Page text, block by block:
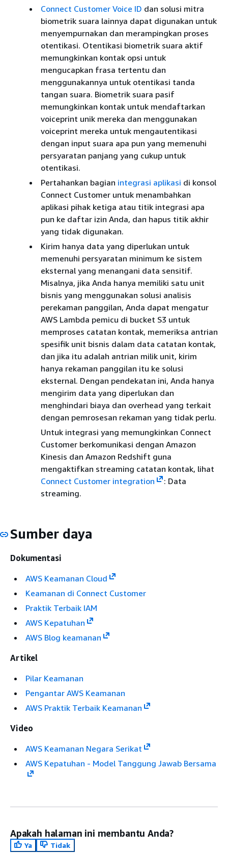
Connect Customer Voice ID dan solusi mitra
biometrik suara lainnya dapat digunakan untuk
menyempurnakan dan merampingkan proses
otentikasi. Otentikasi biometrik suara aktif
memungkinkan kontak opsi untuk
mengucapkan frasa tertentu dan
menggunakannya untuk otentikasi tanda
tangan suara. Biometrik suara pasif
memungkinkan kontak untuk mendaftarkan
voiceprint unik mereka dan menggunakan
voiceprint mereka untuk mengautentikasi
dengan input suara apa pun yang memenuhi
persyaratan panjang yang cukup untuk
otentikasi.
Pertahankan bagian integrasi aplikasi di konsol
Connect Customer untuk menambahkan
aplikasi pihak ketiga atau titik integrasi apa
pun ke daftar izin Anda, dan hapus titik akhir
yang tidak digunakan.
Kirim hanya data yang diperlukan untuk
memenuhi persyaratan minimum ke sistem
eksternal yang menangani data sensitif.
Misalnya, jika Anda hanya memiliki satu unit
bisnis yang menggunakan solusi analisis
perekaman panggilan, Anda dapat mengatur
AWS Lambda pemicu di bucket S3 untuk
memproses catatan kontak, memeriksa antrian
spesifik unit bisnis dalam data catatan kontak,
dan jika itu adalah antrian milik unit, kirim
hanya rekaman panggilan itu ke solusi
eksternal. Dengan pendekatan ini, Anda hanya
mengirim data yang diperlukan dan
menghindari biaya dan overhead yang terkait
dengan pemrosesan rekaman yang tidak perlu.
Untuk integrasi yang memungkinkan Connect
Customer berkomunikasi dengan Amazon
Kinesis dan Amazon Redshift guna
mengaktifkan streaming catatan kontak, lihat
Connect Customer integration
: Data
streaming.
Sumber daya
Dokumentasi
AWS Keamanan Cloud
Keamanan di Connect Customer
Praktik Terbaik IAM
AWS Kepatuhan
AWS Blog keamanan
Artikel
Pilar Keamanan
Pengantar AWS Keamanan
AWS Praktik Terbaik Keamanan
Video
AWS Keamanan Negara Serikat
AWS Kepatuhan - Model Tanggung Jawab Bersama
Apakah halaman ini membantu Anda?
Ya
Tidak